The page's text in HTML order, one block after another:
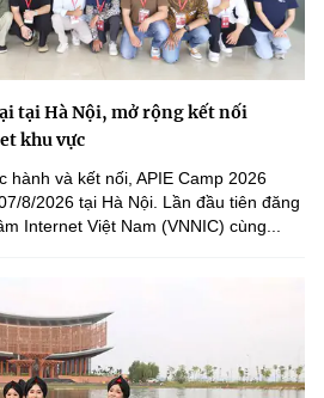
tại Hà Nội, mở rộng kết nối
khu vực
hành và kết nối, APIE Camp 2026
8/2026 tại Hà Nội. Lần đầu tiên đăng
Internet Việt Nam (VNNIC) cùng...